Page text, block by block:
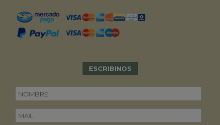
ESCRIBINOS